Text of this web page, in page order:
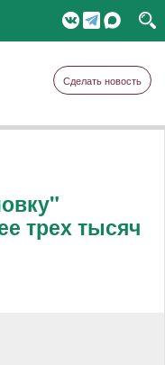
Сделать новость
трех тысяч